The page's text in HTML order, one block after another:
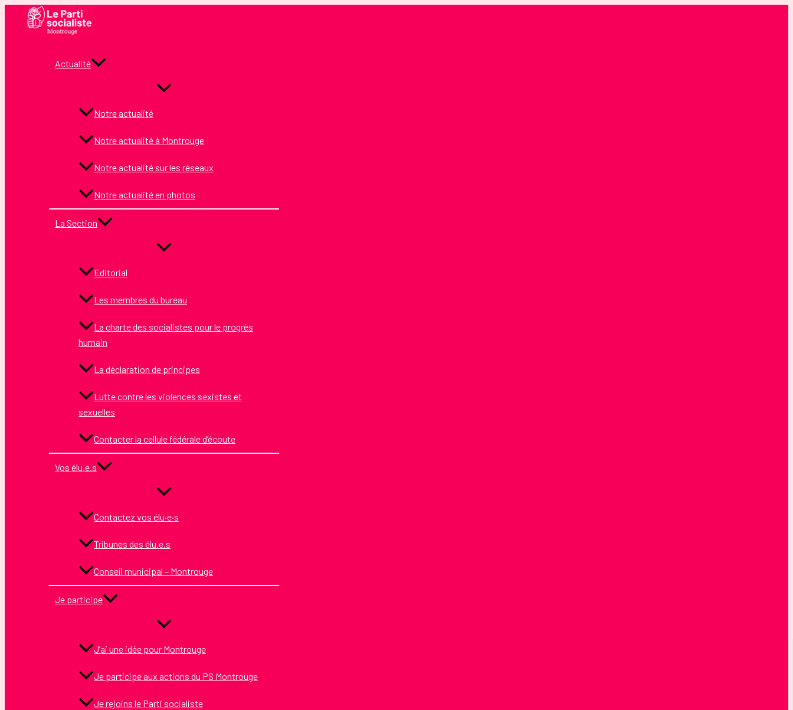
Actualité
Notre actualité
Notre actualité à Montrouge
Notre actualité sur les réseaux
Notre actualité en photos
La Section
Editorial
Les membres du bureau
La charte des socialistes pour le progrès
humain
La déclaration de principes
Lutte contre les violences sexistes et
sexuelles
Contacter la cellule fédérale d’écoute
Vos élu.e.s
Contactez vos élu·e·s
Tribunes des élu.e.s
Conseil municipal – Montrouge
Je participe
J’ai une idée pour Montrouge
Je participe aux actions du PS Montrouge
Je rejoins le Parti socialiste